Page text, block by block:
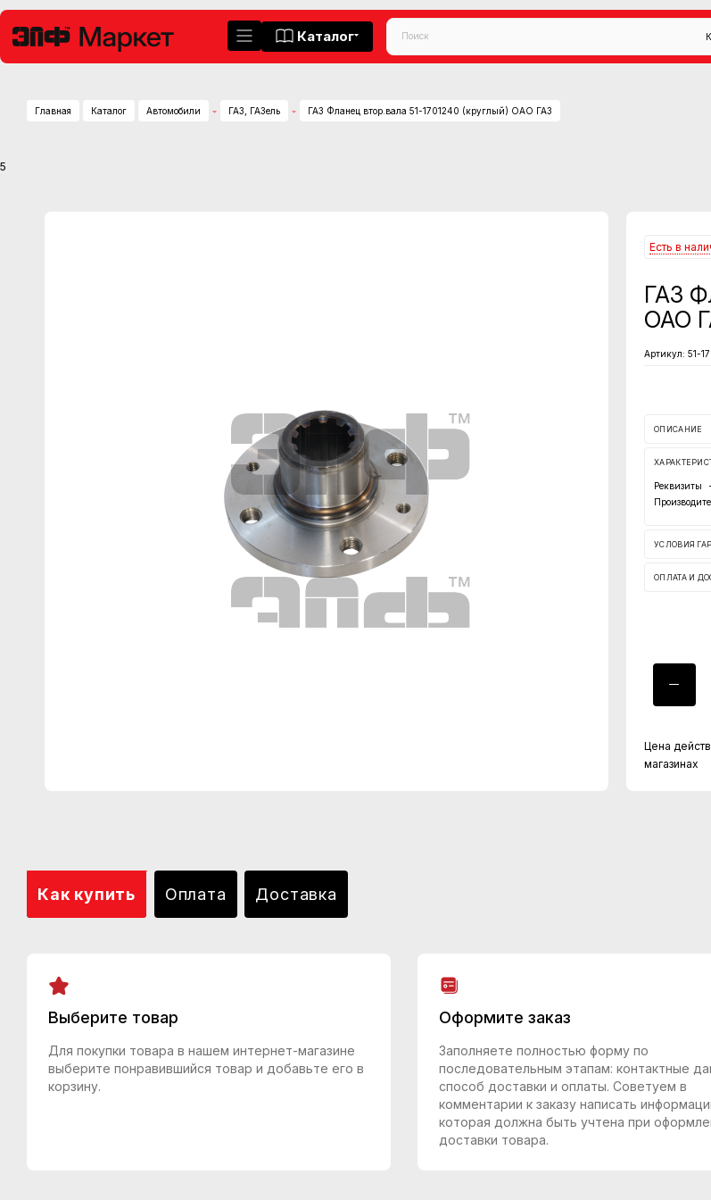
Каталог
Главная Каталог Автомобили ГАЗ, ГАЗель ГАЗ Фланец втор.вала 51-1701240 (круглый) ОАО ГАЗ
5
Есть в
ГАЗ
ОАО
Артикул: 51-
ОПИСАНИЕ
Реквизиты
УСЛОВИЯ
ОПЛАТА И
Цена
магазинах
Как купить Оплата Доставка
Выберите товар
Для покупки товара в нашем интернет-магазине
выберите понравившийся товар и добавьте его в
корзину.
Оформите заказ
Заполняете полностью форму по
последовательным этапам: контактные
способ доставки и оплаты. Советуем в
комментарии к заказу написать
которая должна быть учтена при
доставки товара.